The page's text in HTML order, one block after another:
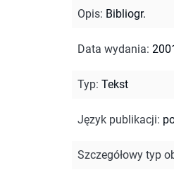
Opis: Bibliogr.
Data wydania:
Typ: Tekst
Język publikacji:
Szczegółowy typ